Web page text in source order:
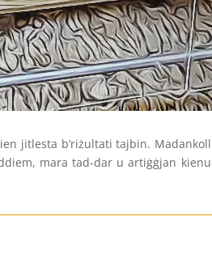
jitlesta b’riżultati tajbin.
mara tad-dar u artiġġjan